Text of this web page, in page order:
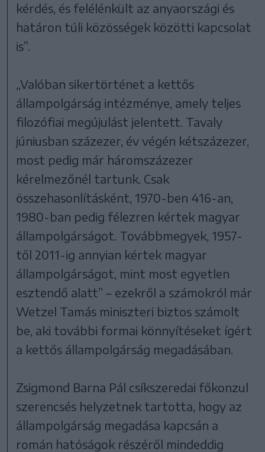
kérdés, és felélénkült az anyaországi és
határon túli közösségek közötti kapcsolat
is”.
„Valóban sikertörténet a kettős
állampolgárság intézménye, amely teljes
filozófiai megújulást jelentett. Tavaly
júniusban százezer, év végén kétszázezer,
most pedig már háromszázezer
kérelmezőnél tartunk. Csak
összehasonlításként, 1970-ben 416-an,
1980-ban pedig félezren kértek magyar
állampolgárságot. Továbbmegyek, 1957-
től 2011-ig annyian kértek magyar
állampolgárságot, mint most egyetlen
esztendő alatt” – ezekről a számokról már
Wetzel Tamás miniszteri biztos számolt
be, aki további formai könnyítéseket ígért
a kettős állampolgárság megadásában.
Zsigmond Barna Pál csíkszeredai főkonzul
szerencsés helyzetnek tartotta, hogy az
állampolgárság megadása kapcsán a
román hatóságok részéről mindeddig